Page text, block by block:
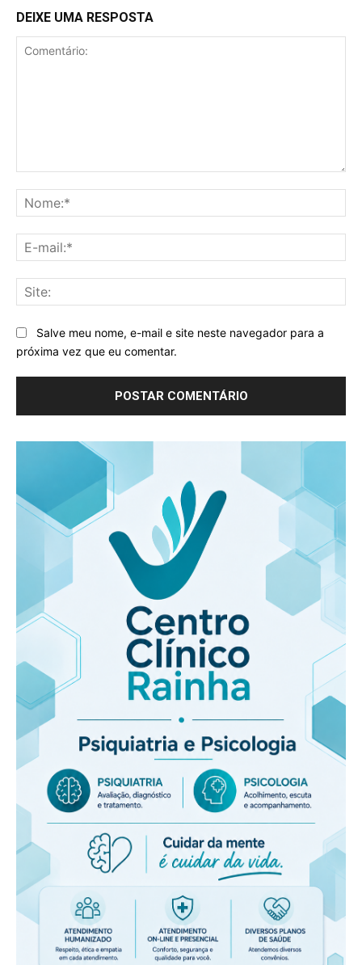
DEIXE UMA RESPOSTA
Salve meu nome, e-mail e site neste navegador para a
próxima vez que eu comentar.